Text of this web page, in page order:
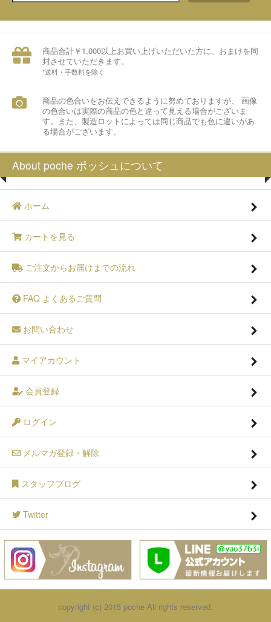
商品合計￥1,000以上お買い上げいただいた方に、おまけを同
封させていただきます。
*送料・手数料を除く
商品の色合いをお伝えできるように努めておりますが、 画像
の色合いは実際の商品の色と違って見える場合がございま
す。また、製造ロットによっては同じ商品でも色に違いがあ
る場合がございます。
About poche ポッシュについて
ホーム
カートを見る
ご注文からお届けまでの流れ
FAQ よくあるご質問
お問い合わせ
マイアカウント
会員登録
ログイン
メルマガ登録・解除
スタッフブログ
Twitter
copyright (c) 2015 poche All rights reserved.